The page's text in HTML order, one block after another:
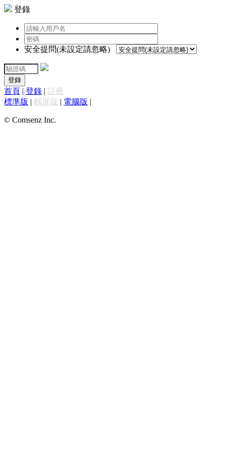
登錄
安全提問(未設定請忽略)
登錄
首頁 | 登錄 | 註冊
標準版 | 觸屏版 | 電腦版 |
© Comsenz Inc.